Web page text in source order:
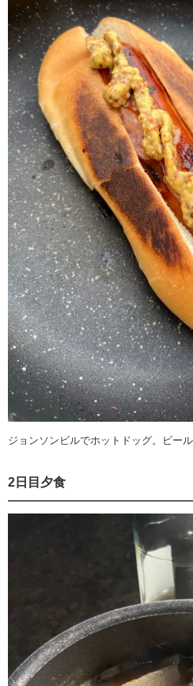
ジョンソンビルでホットドッグ。ビー
2日目夕食